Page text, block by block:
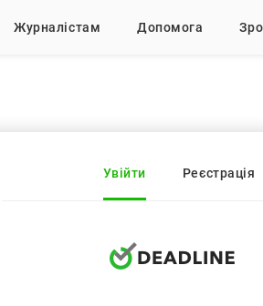
Журналістам Допомога
Увійти Реєстрація